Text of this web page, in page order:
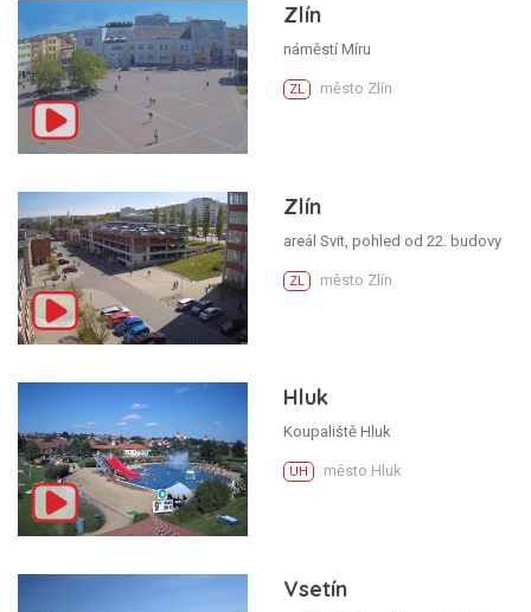
Zlín
náměstí Míru
ZL město Zlín
Zlín
areál Svit, pohled od 22. budovy
ZL město Zlín
Hluk
Koupaliště Hluk
UH město Hluk
Vsetín